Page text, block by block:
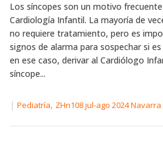
Los síncopes son un motivo
Cardiología Infantil. La mayoría de
no requiere tratamiento, pero es
signos de alarma para sospechar si
en ese caso, derivar al Cardiólogo
síncope...
| Pediatría, ZHn108 jul-ago 2024 Navarra